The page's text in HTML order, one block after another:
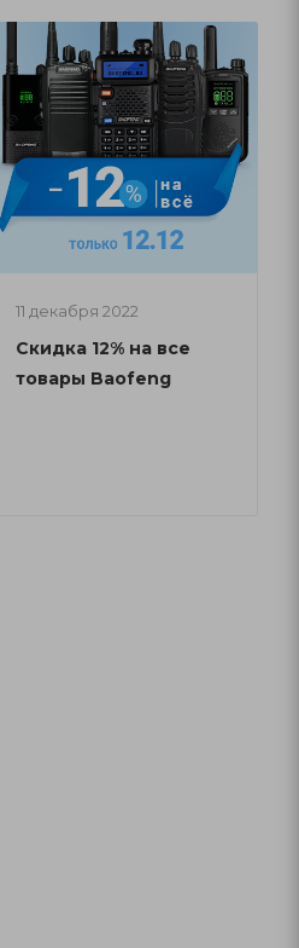
11 декабря 2022
Скидка 12% на все
товары Baofeng